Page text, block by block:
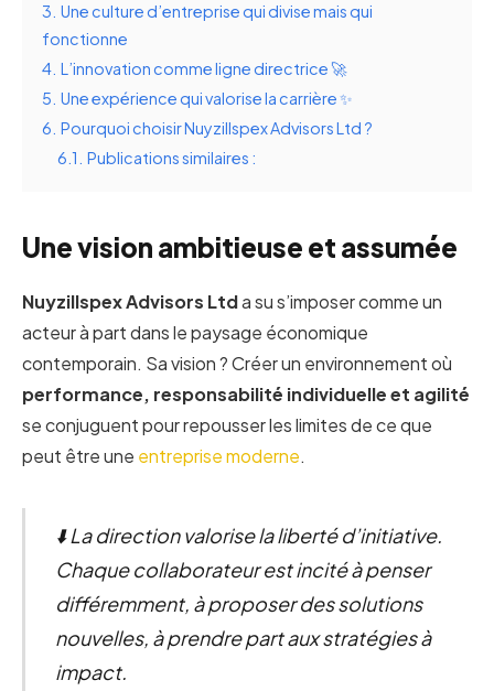
3. Une culture d’entreprise qui divise mais qui
fonctionne
4. L’innovation comme ligne directrice 🚀
5. Une expérience qui valorise la carrière ✨
6. Pourquoi choisir Nuyzillspex Advisors Ltd ?
6.1. Publications similaires :
Une vision ambitieuse et assumée
Nuyzillspex Advisors Ltda su s’imposer comme un
acteur à part dans le paysage économique
contemporain. Sa vision ? Créer un environnement où
performance, responsabilité individuelle et agilité
se conjuguent pour repousser les limites de ce que
peut être une entreprise moderne.
⬇️ La direction valorise la liberté d’initiative.
Chaque collaborateur est incité à penser
différemment, à proposer des solutions
nouvelles, à prendre part aux stratégies à
impact.